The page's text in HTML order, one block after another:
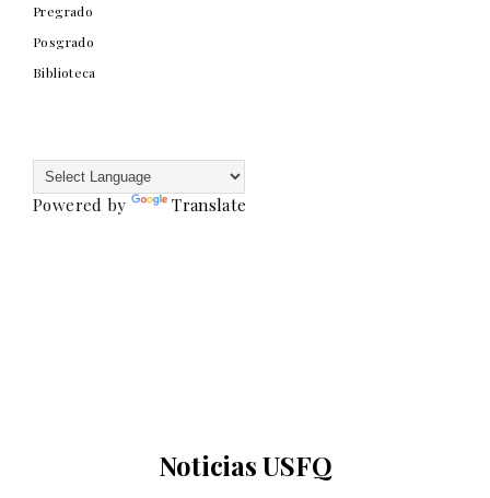
Pregrado
Posgrado
Biblioteca
Powered by Translate
Noticias USFQ